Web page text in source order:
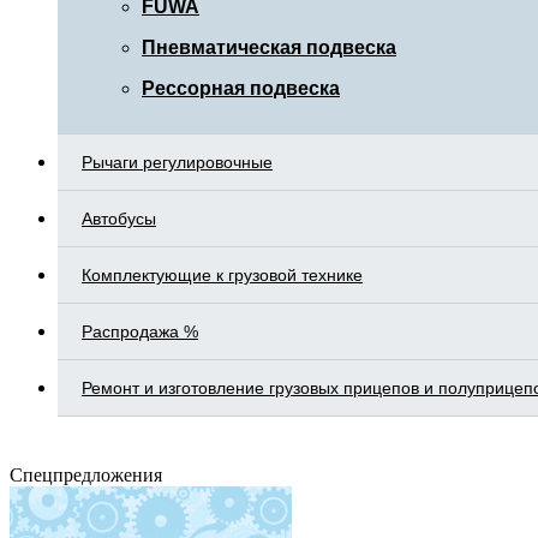
FUWA
Пневматическая подвеска
Рессорная подвеска
Рычаги регулировочные
Автобусы
Комплектующие к грузовой технике
Распродажа %
Ремонт и изготовление грузовых прицепов и
Спецпредложения